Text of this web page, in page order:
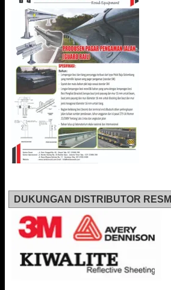
DUKUNGAN DISTRIBUTOR RESMI